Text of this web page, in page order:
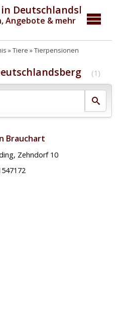
Deutschlandsberg
Angebote & mehr
Tiere Tierpensionen
(1)
Brauchart
, Zehndorf 10